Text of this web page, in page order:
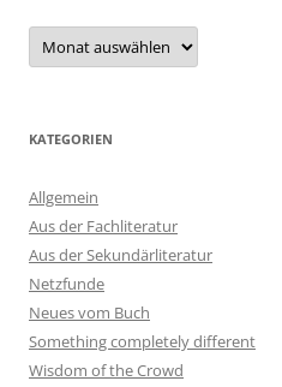
Archiv
KATEGORIEN
Allgemein
Aus der Fachliteratur
Aus der Sekundärliteratur
Netzfunde
Neues vom Buch
Something completely different
Wisdom of the Crowd